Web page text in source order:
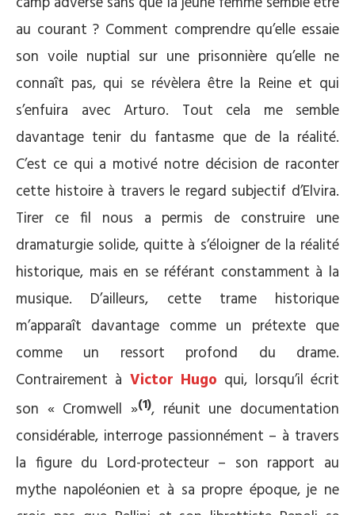
au courant ? Comment comprendre qu’elle essaie
son voile nuptial sur une prisonnière qu’elle ne
connaît pas, qui se révèlera être la Reine et qui
s’enfuira avec Arturo. Tout cela me semble
davantage tenir du fantasme que de la réalité.
C’est ce qui a motivé notre décision de raconter
cette histoire à travers le regard subjectif d’Elvira.
Tirer ce fil nous a permis de construire une
dramaturgie solide, quitte à s’éloigner de la réalité
historique, mais en se référant constamment à la
musique. D’ailleurs, cette trame historique
m’apparaît davantage comme un prétexte que
comme un ressort profond du drame.
Contrairement à Victor Hugo qui, lorsqu’il écrit
son « Cromwell »(1), réunit une documentation
considérable, interroge passionnément – à travers
la figure du Lord-protecteur – son rapport au
mythe napoléonien et à sa propre époque, je ne